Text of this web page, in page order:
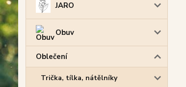
JARO
Obuv
Oblečení
Trička, tílka, nátělníky